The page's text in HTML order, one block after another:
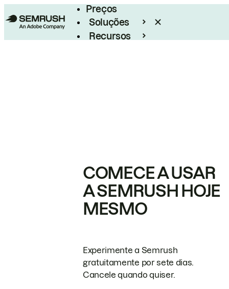
Preços
Soluções
Recursos
COMECE A USAR
A SEMRUSH HOJE
MESMO
Experimente a Semrush
gratuitamente por sete dias.
Cancele quando quiser.